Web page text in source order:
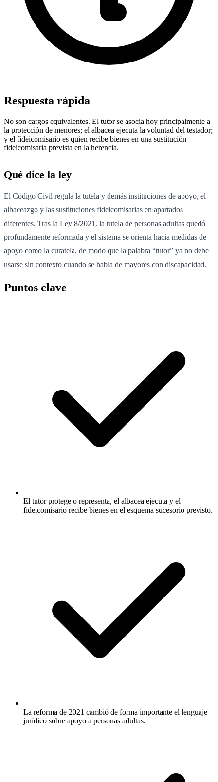
Respuesta rápida
No son cargos equivalentes. El tutor se asocia hoy principalmente a
la protección de menores; el albacea ejecuta la voluntad del testador;
y el fideicomisario es quien recibe bienes en una sustitución
fideicomisaria prevista en la herencia.
Qué dice la ley
El Código Civil regula la tutela y demás instituciones de apoyo, el
albaceazgo y las sustituciones fideicomisarias en apartados
diferentes. Tras la Ley 8/2021, la tutela de personas adultas quedó
profundamente reformada y el sistema se orienta hacia medidas de
apoyo como la curatela, de modo que la palabra “tutor” ya no debe
usarse sin contexto cuando se habla de mayores con discapacidad.
Puntos clave
El tutor protege o representa, el albacea ejecuta y el
fideicomisario recibe bienes en el esquema sucesorio previsto.
La reforma de 2021 cambió de forma importante el lenguaje
jurídico sobre apoyo a personas adultas.